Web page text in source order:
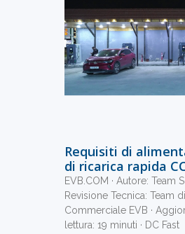
Requisiti di
di ricarica rapida
EVB.COM · Autore: Team
Revisione Tecnica: Team
Commerciale EVB ·
lettura: 19 minuti · DC Fast